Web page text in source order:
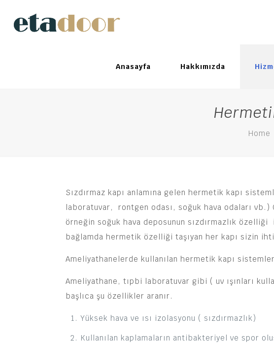
Anasayfa Hakkımızda
Home
Sızdırmaz kapı anlamına gelen hermetik kapı
laboratuvar, rontgen odası, soğuk hava odaları vb.)
örneğin soğuk hava deposunun sızdırmazlık
bağlamda hermetik özelliği taşıyan her kapı sizin
Ameliyathanelerde kullanılan hermetik kapı
Ameliyathane, tıpbi laboratuvar gibi ( uv ışınları
başlıca şu özellikler aranır.
Yüksek hava ve ısı izolasyonu ( sızdırmazlık)
Kullanılan kaplamaların antibakteriyel ve spor